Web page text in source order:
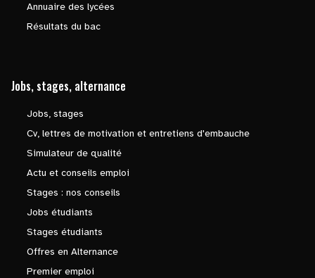
Annuaire des lycées
Résultats du bac
Jobs, stages, alternance
Jobs, stages
Cv, lettres de motivation et entretiens d'embauche
Simulateur de qualité
Actu et conseils emploi
Stages : nos conseils
Jobs étudiants
Stages étudiants
Offres en Alternance
Premier emploi